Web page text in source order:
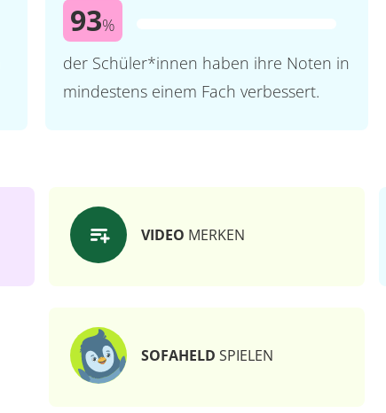
93%
der Schüler*innen haben ihre Noten in
mindestens einem Fach verbessert.
VIDEO MERKEN
SOFAHELD SPIELEN